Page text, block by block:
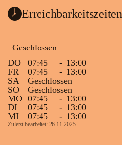
Erreichbarkeitszeiten
Geschlossen
DO
07:45 - 13:00
FR
07:45 - 13:00
SA
Geschlossen
SO
Geschlossen
MO 07:45 - 13:00
DI
07:45 - 13:00
MI
07:45 - 13:00
Zuletzt bearbeitet: 26.11.2025